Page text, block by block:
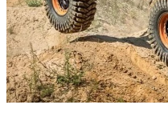
автоматики
автомобильных
автомоек
багги
бактерицидной
беговых дорожек
бензобуров